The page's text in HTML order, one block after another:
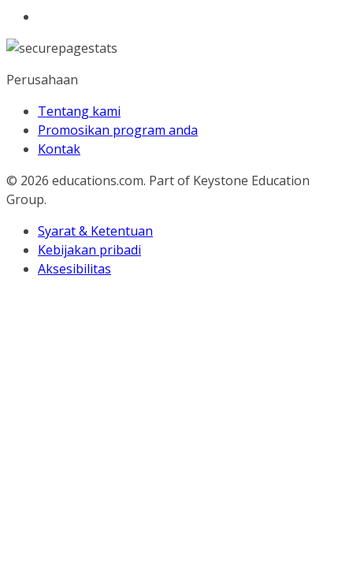
Perusahaan
Tentang kami
Promosikan program anda
Kontak
© 2026 educations.com. Part of Keystone Education
Group.
Syarat & Ketentuan
Kebijakan pribadi
Aksesibilitas